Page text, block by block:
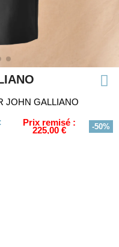
JOHN GALLIANO
Prix remisé :
225,00 € -50%